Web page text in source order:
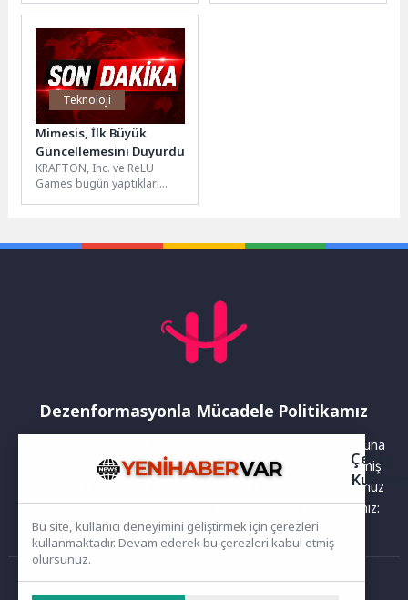
buluştu. Önce Demircililere
aşure ikram eden Başkan...
Teknoloji
Mimesis, İlk Büyük
Güncellemesini Duyurdu
KRAFTON, Inc. ve ReLU
Games bugün yaptıkları
Dezenformasyonla Mücadele Politikamız
Yayınlanan haberler doğruluk ilkesi gözetilerek hazırlanır. Buna
rağmen bazı içeriklerde eksik, hatalı veya güncelliğini yitirmiş
bilgiler bulunabilir.Yanlış veya yanıltıcı olduğunu düşündüğünüz
haberleri aşağıdaki iletişim kanallarından bize bildirebilirsiniz:
Ana Sayfa
Çerez
Bu site, kullanıcı deneyimini geliştirmek için çerezleri
kullanmaktadır. Devam ederek bu çerezleri kabul etmiş
olursunuz.